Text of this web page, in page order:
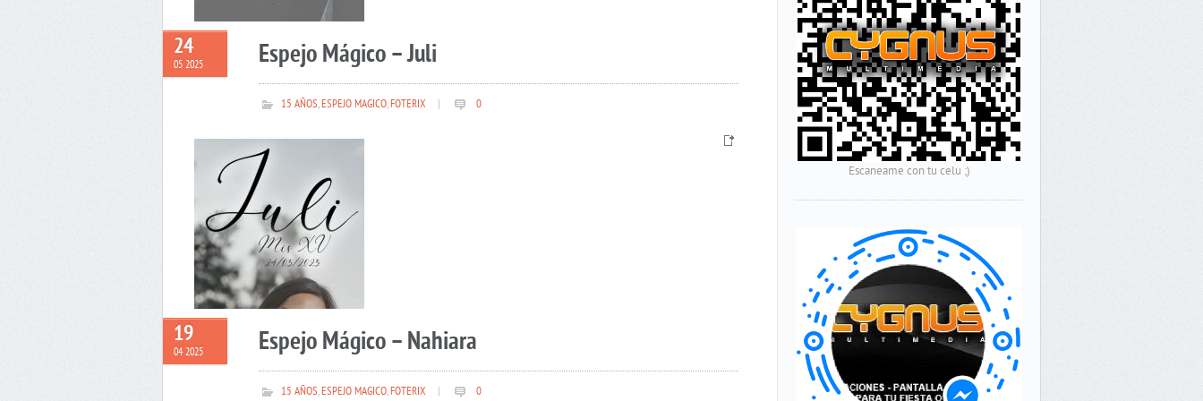
24
05 2025 Espejo Mágico – Juli
15 AÑOS,ESPEJO MAGICO,FOTERIX 0
19
04 2025 Espejo Mágico – Nahiara
15 AÑOS,ESPEJO MAGICO,FOTERIX 0
Escaneame con tu celu ;)